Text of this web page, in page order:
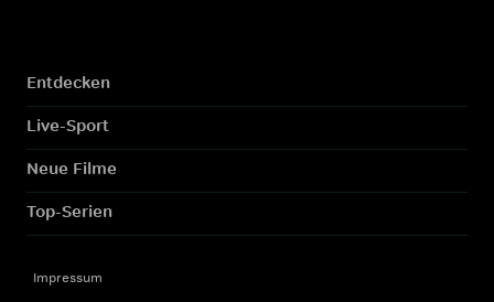
Entdecken
Live-Sport
Neue Filme
Top-Serien
Impressum